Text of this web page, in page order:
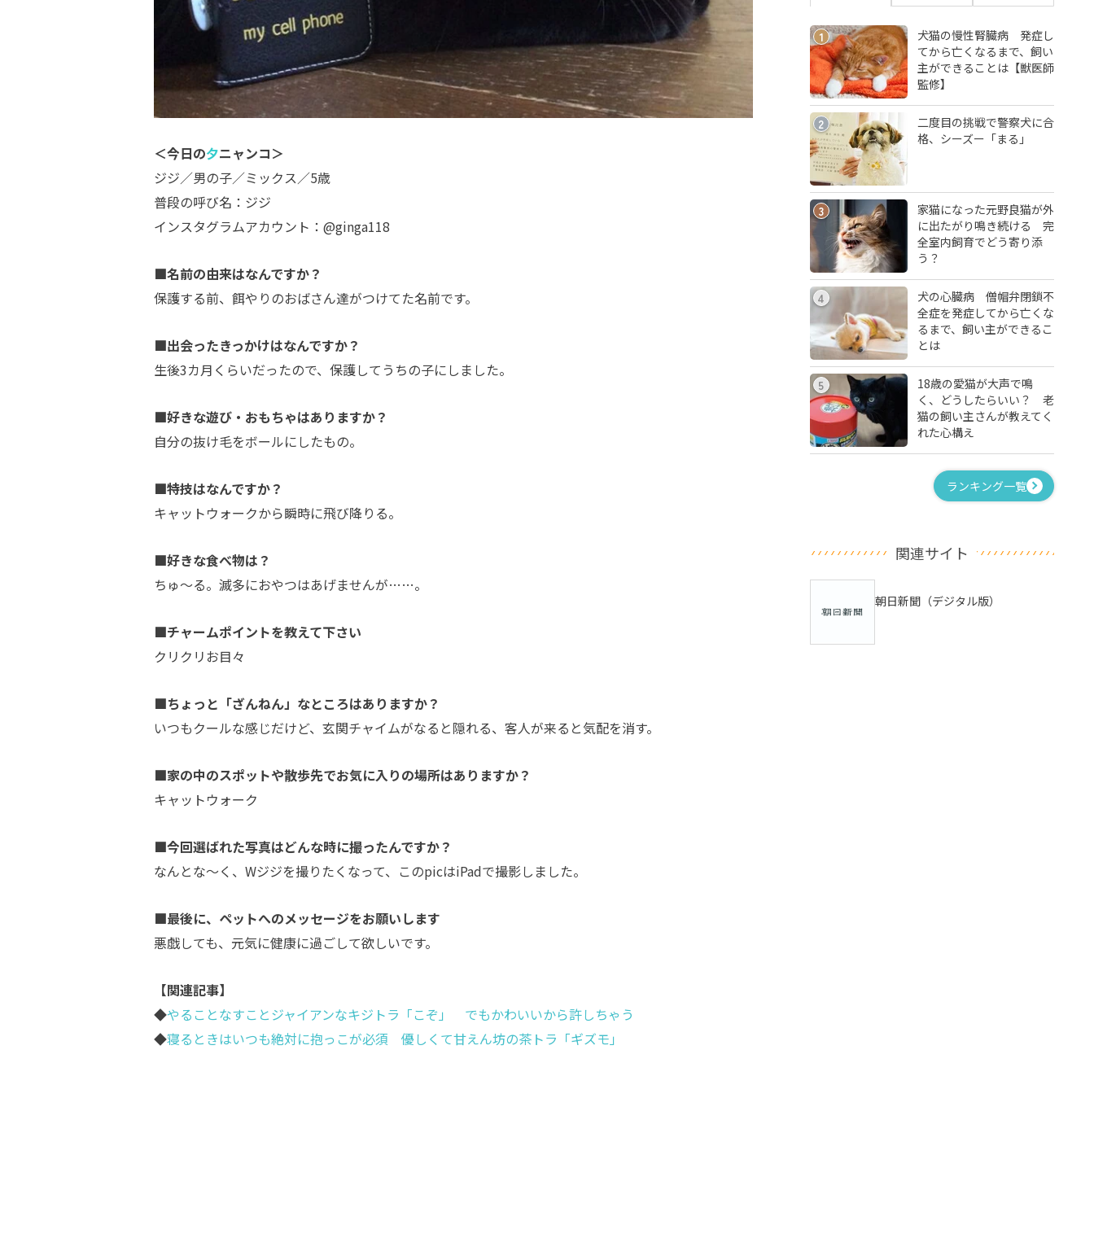
＜今日の夕ニャンコ＞
ジジ／男の子／ミックス／5歳
普段の呼び名：ジジ
インスタグラムアカウント：@ginga118
■名前の由来はなんですか？
保護する前、餌やりのおばさん達がつけてた名前です。
■出会ったきっかけはなんですか？
生後3カ月くらいだったので、保護してうちの子にしました。
■好きな遊び・おもちゃはありますか？
自分の抜け毛をボールにしたもの。
■特技はなんですか？
キャットウォークから瞬時に飛び降りる。
■好きな食べ物は？
ちゅ〜る。滅多におやつはあげませんが……。
■チャームポイントを教えて下さい
クリクリお目々
■ちょっと「ざんねん」なところはありますか？
いつもクールな感じだけど、玄関チャイムがなると隠れる、客人が来ると気配を消す。
■家の中のスポットや散歩先でお気に入りの場所はありますか？
キャットウォーク
■今回選ばれた写真はどんな時に撮ったんですか？
なんとな〜く、Wジジを撮りたくなって、このpicはiPadで撮影しました。
■最後に、ペットへのメッセージをお願いします
悪戯しても、元気に健康に過ごして欲しいです。
【関連記事】
◆やることなすことジャイアンなキジトラ「こぞ」 でもかわいいから許しちゃう
◆寝るときはいつも絶対に抱っこが必須 優しくて甘えん坊の茶トラ「ギズモ」
1
犬猫の慢性腎臓病 発症し
てから亡くなるまで、飼い
主ができることは【獣医師
監修】
2
二度目の挑戦で警察犬に合
格、シーズー「まる」
3
家猫になった元野良猫が外
に出たがり鳴き続ける 完
全室内飼育でどう寄り添
う？
4
犬の心臓病 僧帽弁閉鎖不
全症を発症してから亡くな
るまで、飼い主ができるこ
とは
5
18歳の愛猫が大声で鳴
く、どうしたらいい？ 老
猫の飼い主さんが教えてく
れた心構え
ランキング一覧
関連サイト
朝日新聞（デジタル版）